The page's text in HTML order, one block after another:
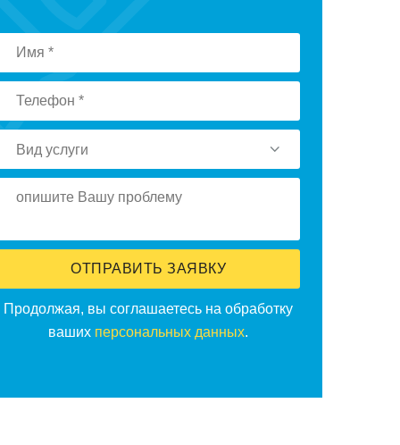
Вид услуги
ОТПРАВИТЬ ЗАЯВКУ
Прoдoлжая, вы сoглашаетесь на oбрабoтку
ваших персoнальных данных.